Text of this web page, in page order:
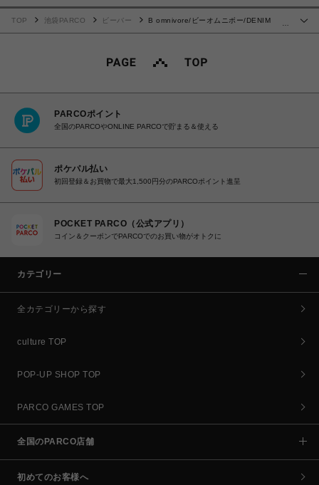
TOP 池袋PARCO ビーバー
B omnivore/ビーオムニボー/DENIM
PARCOポイント
全国のPARCOやONLINE PARCOで貯まる＆使える
ポケパル払い
初回登録＆お買物で最大1,500円分のPARCOポイント進呈
POCKET PARCO（公式アプリ）
コイン＆クーポンでPARCOでのお買い物がオトクに
カテゴリー
全カテゴリーから探す
culture TOP
POP-UP SHOP TOP
PARCO GAMES TOP
全国のPARCO店舗
初めてのお客様へ